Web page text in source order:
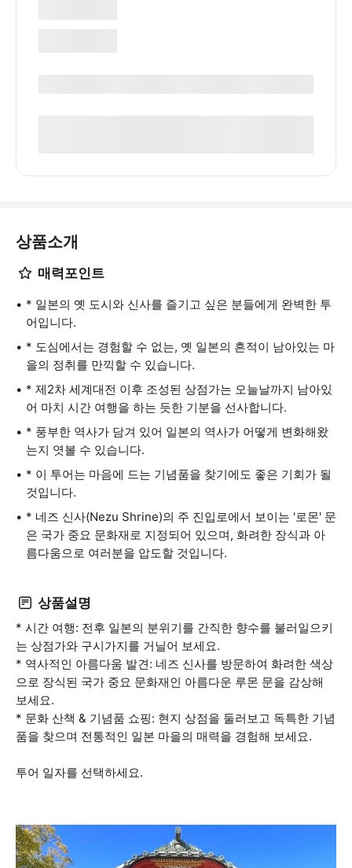
상품소개
매력포인트
* 일본의 옛 도시와 신사를 즐기고 싶은 분들에게 완벽한 투
어입니다.
* 도심에서는 경험할 수 없는, 옛 일본의 흔적이 남아있는 마
을의 정취를 만끽할 수 있습니다.
* 제2차 세계대전 이후 조성된 상점가는 오늘날까지 남아있
어 마치 시간 여행을 하는 듯한 기분을 선사합니다.
* 풍부한 역사가 담겨 있어 일본의 역사가 어떻게 변화해왔
는지 엿볼 수 있습니다.
* 이 투어는 마음에 드는 기념품을 찾기에도 좋은 기회가 될
것입니다.
* 네즈 신사(Nezu Shrine)의 주 진입로에서 보이는 '로몬' 문
은 국가 중요 문화재로 지정되어 있으며, 화려한 장식과 아
름다움으로 여러분을 압도할 것입니다.
상품설명
* 시간 여행: 전후 일본의 분위기를 간직한 향수를 불러일으키
는 상점가와 구시가지를 거닐어 보세요.
* 역사적인 아름다움 발견: 네즈 신사를 방문하여 화려한 색상
으로 장식된 국가 중요 문화재인 아름다운 루몬 문을 감상해
보세요.
* 문화 산책 & 기념품 쇼핑: 현지 상점을 둘러보고 독특한 기념
품을 찾으며 전통적인 일본 마을의 매력을 경험해 보세요.
투어 일자를 선택하세요.